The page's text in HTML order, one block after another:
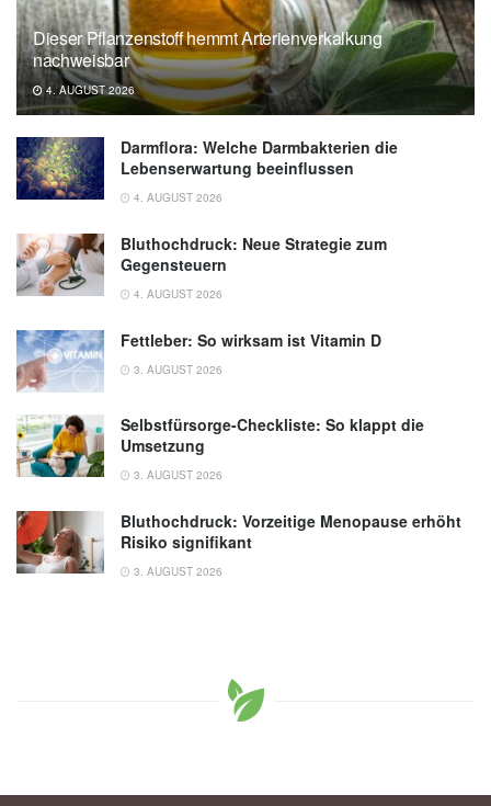
in: PNAS, 2020, pnas.org
Dieser Pflanzenstoff hemmt Arterienverkalkung
nachweisbar
4. AUGUST 2026
Darmflora: Welche Darmbakterien die
Lebenserwartung beeinflussen
4. AUGUST 2026
Bluthochdruck: Neue Strategie zum
Gegensteuern
4. AUGUST 2026
Fettleber: So wirksam ist Vitamin D
3. AUGUST 2026
Selbstfürsorge-Checkliste: So klappt die
Umsetzung
3. AUGUST 2026
Bluthochdruck: Vorzeitige Menopause erhöht
Risiko signifikant
3. AUGUST 2026